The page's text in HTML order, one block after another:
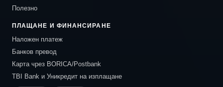
Полезно
ПЛАЩАНЕ И ФИНАНСИРАНЕ
Наложен платеж
Банков превод
Карта чрез BORICA/Postbank
TBI Bank и Уникредит на изплащане